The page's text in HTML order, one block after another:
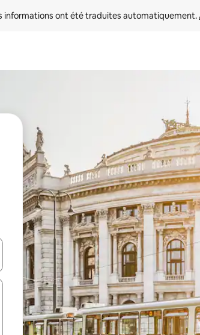
informations ont été traduites automatiquement.
le haut et vers le bas pour les parcourir ou en